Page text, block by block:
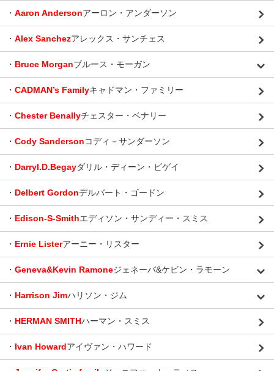
・ Aaron Andersonアーロン・アンダーソン
・ Alex Sanchezアレックス・サンチェス
・ Bruce Morganブルース・モーガン
・ CADMAN’s Familyキャドマン・ファミリー
・ Chester Benallyチェスター・ベナリー
・ Cody Sandersonコディ－サンダーソン
・ Darryl.D.Begayダリル・ディーン・ビゲイ
・ Delbert Gordonデルバート・ゴードン
・ Edison-S-Smithエディソン・サンディー・スミス
・ Ernie Listerアーニー・リスター
・ Geneva&Kevin Ramoneジェネーバ&ケビン・ラモーン
・ Harrison Jimハリソン・ジム
・ HERMAN SMITHハーマン・スミス
・ Ivan Howardアイヴァン・ハワード